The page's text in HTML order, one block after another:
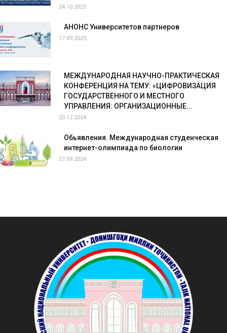
24.10.2025
АНОНС Университетов партнеров
17.09.2025
МЕЖДУНАРОДНАЯ НАУЧНО-ПРАКТИЧЕСКАЯ
КОНФЕРЕНЦИЯ НА ТЕМУ: «ЦИФРОВИЗАЦИЯ
ГОСУДАРСТВЕННОГО И МЕСТНОГО
УПРАВЛЕНИЯ: ОРГАНИЗАЦИОННЫЕ...
20.12.2024
Обьявления. Международная студенческая
интернет-олимпиада по биологии
27.09.2024